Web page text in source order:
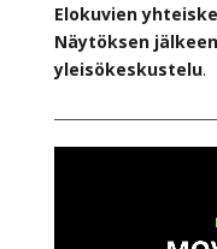
Elokuvien
Näytöksen
yleisökeskustelu.